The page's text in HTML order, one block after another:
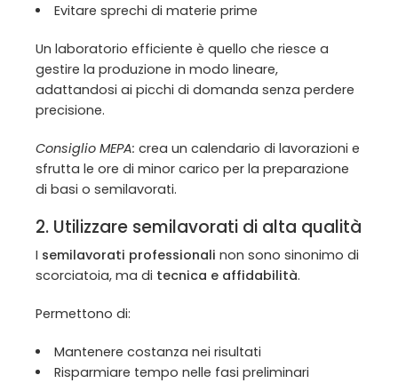
Evitare sprechi di materie prime
Un laboratorio efficiente è quello che riesce a
gestire la produzione in modo lineare,
adattandosi ai picchi di domanda senza perdere
precisione.
Consiglio MEPA: crea un calendario di lavorazioni e
sfrutta le ore di minor carico per la preparazione
di basi o semilavorati.
2. Utilizzare semilavorati di alta qualità
I semilavorati professionali non sono sinonimo di
scorciatoia, ma di tecnica e affidabilità.
Permettono di:
Mantenere costanza nei risultati
Risparmiare tempo nelle fasi preliminari